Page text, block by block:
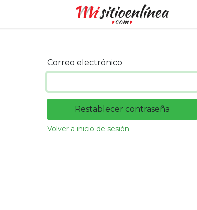
Correo electrónico
Restablecer contraseña
Volver a inicio de sesión